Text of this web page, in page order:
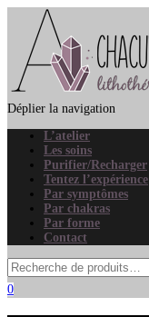
Déplier la navigation
L’atelier
Les soins
Purifier/Recharger
Tentez l’expérience
Par symptômes
Par chakras
Par forme
Contact
0